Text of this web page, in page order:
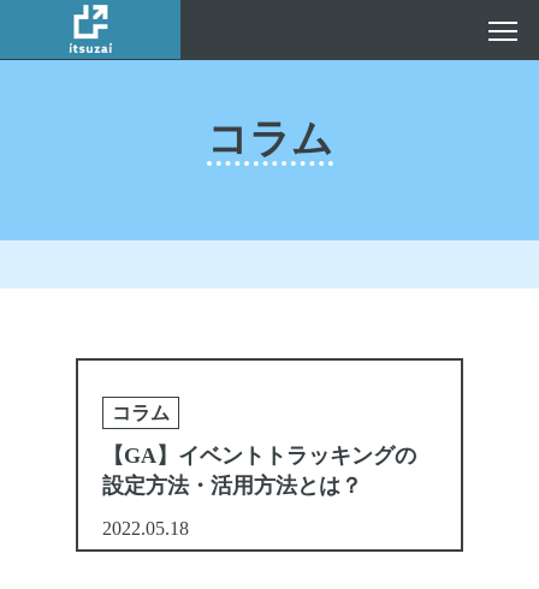
コラム
コラム
【GA】イベントトラッキングの
設定方法・活用方法とは？
2022.05.18